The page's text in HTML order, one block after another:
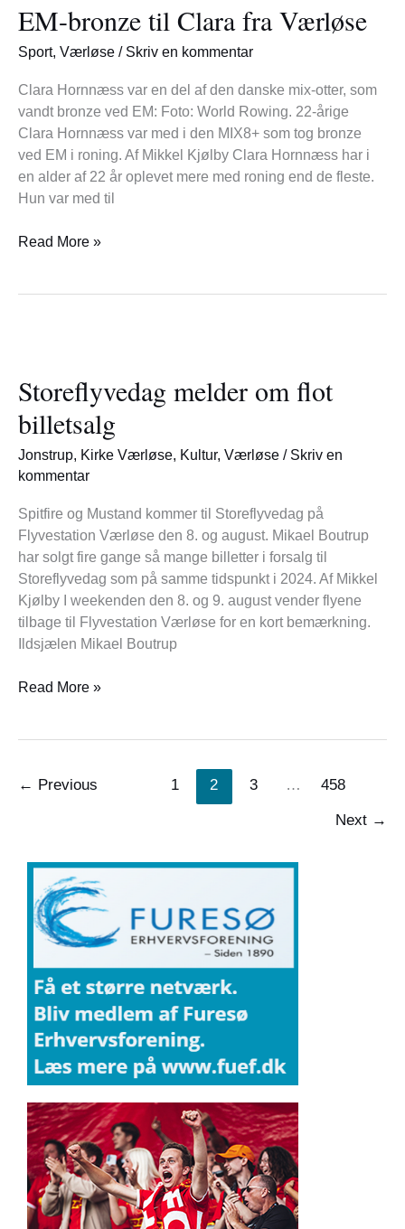
EM-bronze til Clara fra Værløse
Sport, Værløse / Skriv en kommentar
Clara Hornnæss var en del af den danske mix-otter, som
vandt bronze ved EM: Foto: World Rowing. 22-årige
Clara Hornnæss var med i den MIX8+ som tog bronze
ved EM i roning. Af Mikkel Kjølby Clara Hornnæss har i
en alder af 22 år oplevet mere med roning end de fleste.
Hun var med til
til
Clara
fra
Read More »
Storeflyvedag melder om flot
billetsalg
Jonstrup, Kirke Værløse, Kultur, Værløse / Skriv en
kommentar
Spitfire og Mustand kommer til Storeflyvedag på
Flyvestation Værløse den 8. og august. Mikael Boutrup
har solgt fire gange så mange billetter i forsalg til
Storeflyvedag som på samme tidspunkt i 2024. Af Mikkel
Kjølby I weekenden den 8. og 9. august vender flyene
tilbage til Flyvestation Værløse for en kort bemærkning.
Ildsjælen Mikael Boutrup
om
flot
billetsalg
Read More »
← Previous 1 2 3 … 458
Next →